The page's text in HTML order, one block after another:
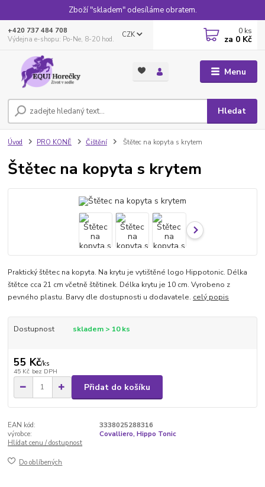
Zboží "skladem" odesíláme obratem.
Menu
CZK
Hledat
+420 737 484 708
Výdejna e-shopu: Po-Ne, 8-20 hod.
0 ks
za 0 Kč
Úvod PRO KONĚ Čištění Štětec na kopyta s krytem
Štětec na kopyta s krytem
Praktický štětec na kopyta. Na krytu je vytištěné logo Hippotonic. Délka
štětce cca 21 cm včetně štětinek. Délka krytu je 10 cm. Vyrobeno z
pevného plastu. Barvy dle dostupnosti u dodavatele. celý popis
Dostupnost skladem > 10 ks
55 Kč/ks
45 Kč bez DPH
Přidat do košíku
EAN kód:
3338025288316
výrobce:
Covalliero, Hippo Tonic
Hlídat cenu / dostupnost
Do oblíbených